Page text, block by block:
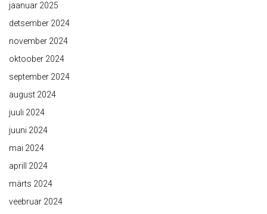
jaanuar 2025
detsember 2024
november 2024
oktoober 2024
september 2024
august 2024
juuli 2024
juuni 2024
mai 2024
aprill 2024
märts 2024
veebruar 2024